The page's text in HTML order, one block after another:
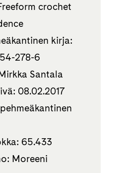
crochet
kirja:
278-6
Santala
08.02.2017
65.433
Moreeni